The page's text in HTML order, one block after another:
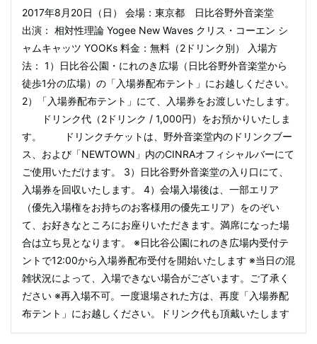
2017年8月20日（日） 会場：東京都 日比谷野外音楽堂
出演： 相対性理論 Yogee New Waves クリス・コーエン シ
ャムキャッツ YOOKs 料金：無料（2ドリンク別） 入場方
法： 1）日比谷公園・にれのき広場（日比谷野外音楽堂から
徒歩1分の広場）の「入場券配布テント」にお越しください。
2）「入場券配布テント」にて、入場券をお渡しいたします。
ドリンク代（2ドリンク / 1,000円）をお預かりいたしま
す。 ドリンクチケットは、野外音楽堂内のドリンクブー
ス、および「NEWTOWN」内のCINRAオフィシャルバーにて
ご使用いただけます。 3）日比谷野外音楽堂の入り口にて、
入場券を回収いたします。 4）会場入場後は、一部エリア
（優先入場権をお持ちのお客様用の優先エリア）をのぞい
て、お好きなところにお座りいただきます。満席になった場
合は立ち見となります。 ※日比谷公園にれのき広場内受付テ
ントで12:00から入場券配布受付を開始いたします ※当日の混
雑状況によって、入場できない場合がございます。ご了承く
ださい ※再入場不可。一度退場された方は、再度「入場券配
布テント」にお越しください。ドリンク代も頂戴いたします